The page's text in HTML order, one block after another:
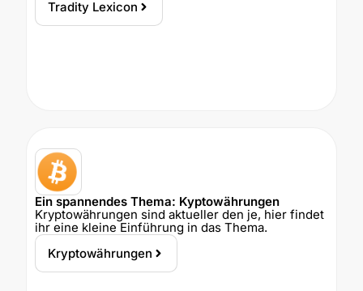
Tradity Lexicon
Ein spannendes Thema: Kyptowährungen
Kryptowährungen sind aktueller den je, hier findet
ihr eine kleine Einführung in das Thema.
Kryptowährungen